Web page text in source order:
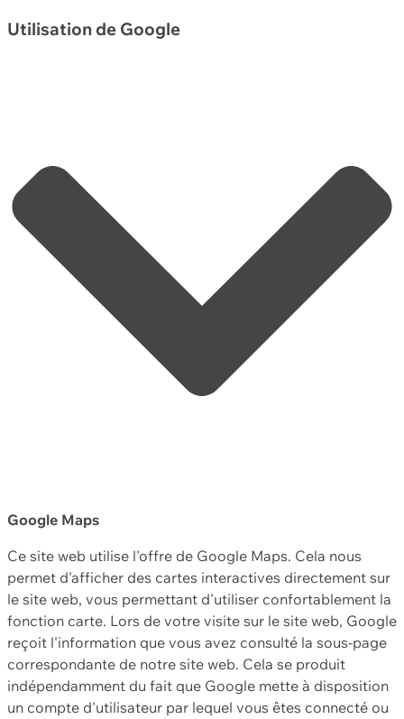
Utilisation de Google
Google Maps
Ce site web utilise l'offre de Google Maps. Cela nous
permet d'afficher des cartes interactives directement sur
le site web, vous permettant d'utiliser confortablement la
fonction carte. Lors de votre visite sur le site web, Google
reçoit l'information que vous avez consulté la sous-page
correspondante de notre site web. Cela se produit
indépendamment du fait que Google mette à disposition
un compte d'utilisateur par lequel vous êtes connecté ou